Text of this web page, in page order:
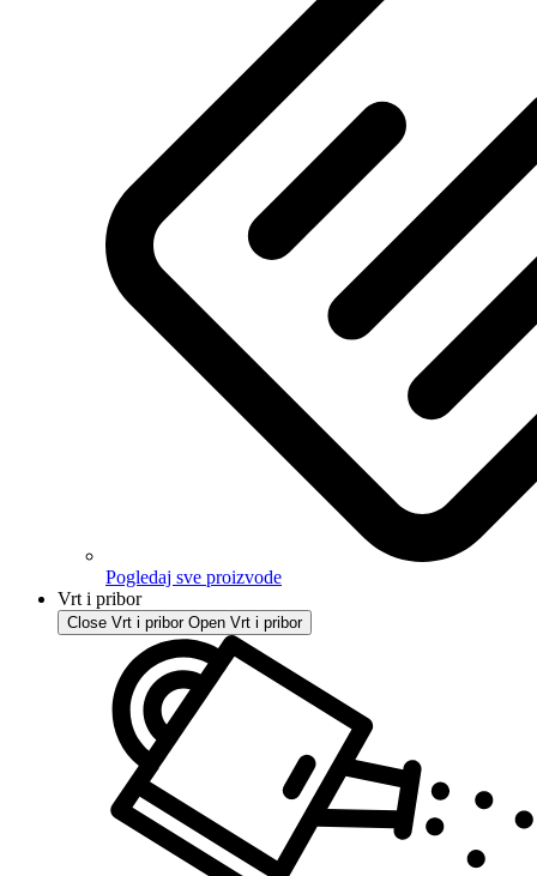
Pogledaj sve proizvode
Vrt i pribor
Close Vrt i pribor Open Vrt i pribor